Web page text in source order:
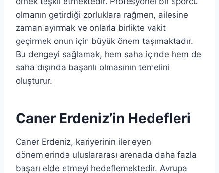
olmanın getirdiği zorluklara rağmen, ailesine
zaman ayırmak ve onlarla birlikte vakit
geçirmek onun için büyük önem taşımaktadır.
Bu dengeyi sağlamak, hem saha içinde hem de
saha dışında başarılı olmasının temelini
oluşturur.
Caner Erdeniz’in Hedefleri
Caner Erdeniz, kariyerinin ilerleyen
dönemlerinde uluslararası arenada daha fazla
başarı elde etmeyi hedeflemektedir. Avrupa